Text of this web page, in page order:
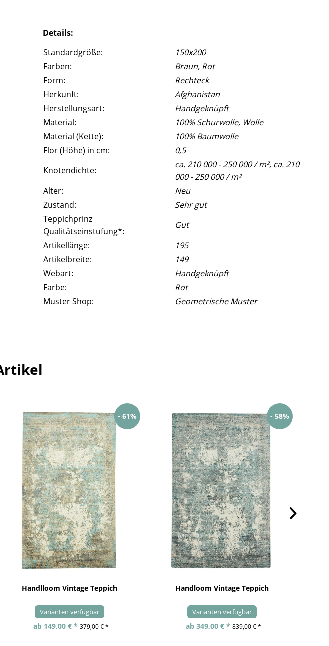
Details:
Standardgröße:
150x200
Farben:
Braun, Rot
Form:
Rechteck
Herkunft:
Afghanistan
Herstellungsart:
Handgeknüpft
Material:
100% Schurwolle, Wolle
Material (Kette):
100% Baumwolle
Flor (Höhe) in cm:
0,5
Knotendichte:
ca. 210 000 - 250 000 / m², ca. 210
000 - 250 000 / m²
Alter:
Neu
Zustand:
Sehr gut
Teppichprinz
Qualitätseinstufung*:
Gut
Artikellänge:
195
Artikelbreite:
149
Webart:
Handgeknüpft
Farbe:
Rot
Muster Shop:
Geometrische Muster
- 61%
Handlloom Vintage Teppich
Varianten verfügbar
ab 149,00 € * 379,00 € *
- 58%
Handloom Vintage Teppich
Varianten verfügbar
ab 349,00 € * 839,00 € *